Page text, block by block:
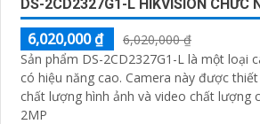
DS-2CD2327G1-L HIKVISION CHỨC
6,020,000 ₫
6,020,000 ₫
Sản phẩm DS-2CD2327G1-L là một loại
có hiệu năng cao. Camera này được thiết kế để cung cấp
chất lượng hình ảnh và video chất lượng
2MP